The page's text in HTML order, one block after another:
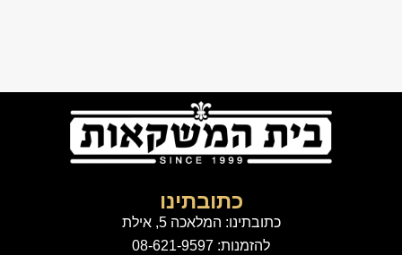
כתובתינו
כתובתינו: המלאכה 5, אילת
להזמנות: 08-621-9597